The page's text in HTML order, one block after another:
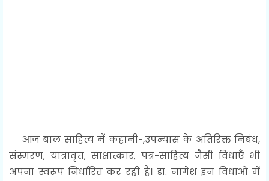
आज बाल साहित्य में कहानी-,उपन्यास के अतिरिक्त निबंध,
संस्मरण, यात्रावृत्त, साक्षात्कार, पत्र-साहित्य जैसी विधाएँ भी
अपना स्वरूप निर्धारित कर रही हैं। डा. नागेश इन विधाओं में